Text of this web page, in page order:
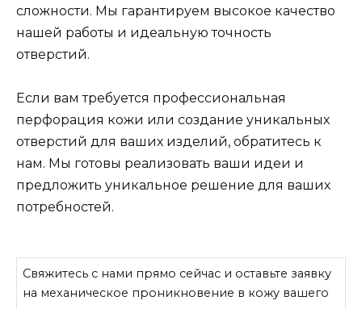
сложности. Мы гарантируем высокое качество
нашей работы и идеальную точность
отверстий.
Если вам требуется профессиональная
перфорация кожи или создание уникальных
отверстий для ваших изделий, обратитесь к
нам. Мы готовы реализовать ваши идеи и
предложить уникальное решение для ваших
потребностей.
Свяжитесь с нами прямо сейчас и оставьте заявку
на механическое проникновение в кожу вашего